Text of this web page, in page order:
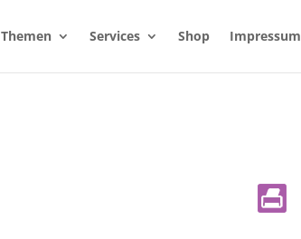
Themen Services Shop Impressum